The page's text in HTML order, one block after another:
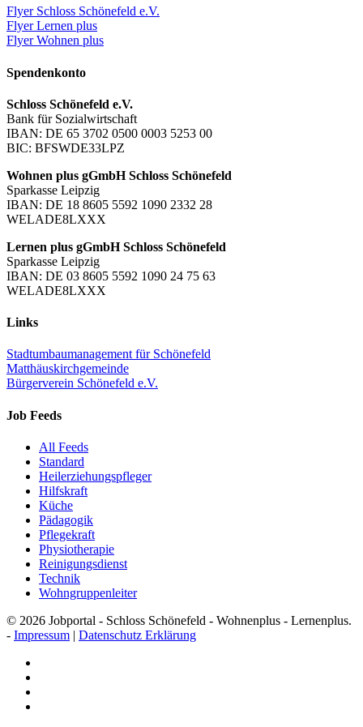
Flyer Schloss Schönefeld e.V.
Flyer Lernen plus
Flyer Wohnen plus
Spendenkonto
Schloss Schönefeld e.V.
Bank für Sozialwirtschaft
IBAN: DE 65 3702 0500 0003 5253 00
BIC: BFSWDE33LPZ
Wohnen plus gGmbH Schloss Schönefeld
Sparkasse Leipzig
IBAN: DE 18 8605 5592 1090 2332 28
WELADE8LXXX
Lernen plus gGmbH Schloss Schönefeld
Sparkasse Leipzig
IBAN: DE 03 8605 5592 1090 24 75 63
WELADE8LXXX
Links
Stadtumbaumanagement für Schönefeld
Matthäuskirchgemeinde
Bürgerverein Schönefeld e.V.
Job Feeds
All Feeds
Standard
Heilerziehungspfleger
Hilfskraft
Küche
Pädagogik
Pflegekraft
Physiotherapie
Reinigungsdienst
Technik
Wohngruppenleiter
© 2026 Jobportal - Schloss Schönefeld - Wohnenplus - Lernenplus.
- Impressum | Datenschutz Erklärung